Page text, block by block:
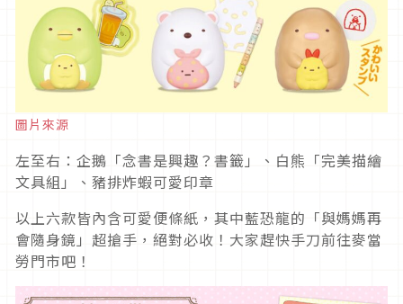
圖片來源
左至右：企鵝「念書是興趣？書籤」、白熊「完美描繪
文具組」、豬排炸蝦可愛印章
以上六款皆內含可愛便條紙，其中藍恐龍的「與媽媽再
會隨身鏡」超搶手，絕對必收！大家趕快手刀前往麥當
勞門市吧！